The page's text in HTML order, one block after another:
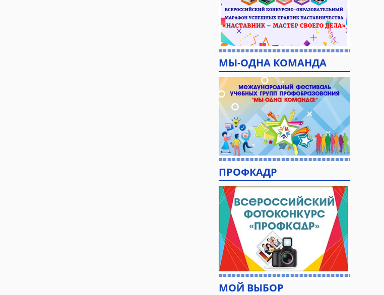
МЫ-ОДНА КОМАНДА
ПРОФКАДР
МОЙ ВЫБОР